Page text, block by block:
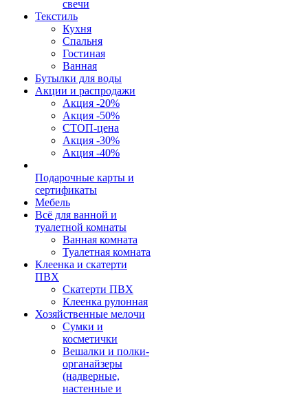
свечи
Текстиль
Кухня
Спальня
Гостиная
Ванная
Бутылки для воды
Акции и распродажи
Акция -20%
Акция -50%
СТОП-цена
Акция -30%
Акция -40%
Подарочные карты и
сертификаты
Мебель
Всё для ванной и
туалетной комнаты
Ванная комната
Туалетная комната
Клеенка и скатерти
ПВХ
Скатерти ПВХ
Клеенка рулонная
Хозяйственные мелочи
Сумки и
косметички
Вешалки и полки-
органайзеры
(надверные,
настенные и